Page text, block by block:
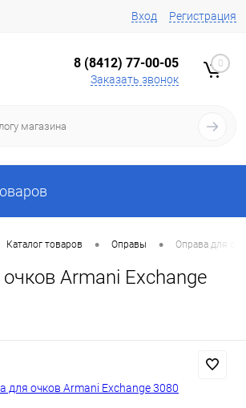
Вход Регистрация
8 (8412) 77-00-05
Заказать звонок
0
Каталог товаров • Оправы • Оправа для
Armani Exchange